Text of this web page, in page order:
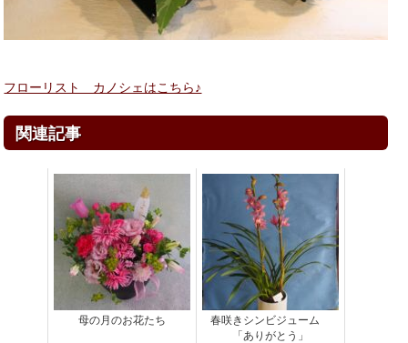
フローリスト カノシェはこちら♪
関連記事
母の月のお花たち
春咲きシンビジューム
「ありがとう」